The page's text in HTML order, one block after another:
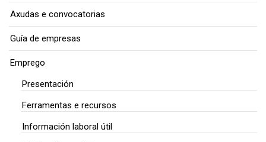
Axudas e convocatorias
Guía de empresas
Emprego
Presentación
Ferramentas e recursos
Información laboral útil